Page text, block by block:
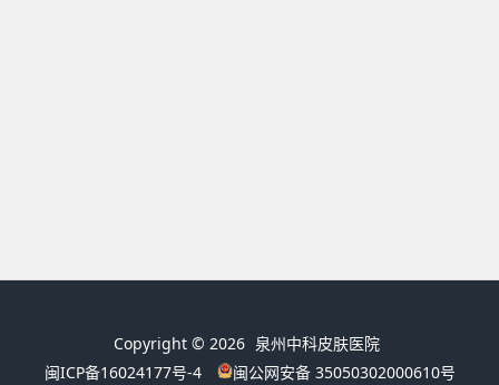
Copyright © 2026 泉州中科皮肤医院
闽ICP备16024177号-4
闽公网安备 35050302000610号